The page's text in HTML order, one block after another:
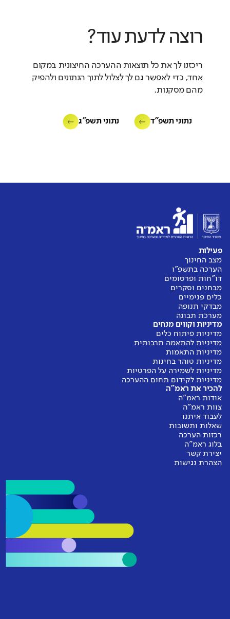
רוצה לדעת עוד?
ריכזנו לך את כל תוצאות ההערכה החיצונית במקום
אחד, כדי לאפשר גם לך לצלול לתוך הנתונים ולהפיק
מהם מסקנות.
נתוני תשפ"ד נתוני תשפ"ג
פעילות
מצב החינוך
הערכה בתשפ"ו
דו"חות ופרסומים
מבחנים וסקרים
כלים פנימיים
מבדקי תנופה
מערכת תבונה
מדיניות וקווים מנחים
מדיניות פיתוח כלים
מדיניות להתאמה תרבותית
מדיניות התאמות
מדיניות טוהר בחינות
מדיניות לשמירה על הפרטיות
מדיניות לקידום תחום ההערכה
להכיר את ראמ"ה
אודות ראמ"ה
צוות ראמ"ה
לעבוד איתנו
שאלות ותשובות
רכזות הערכה
בלוג ראמ"ה
יצירת קשר
הצהרת נגישות